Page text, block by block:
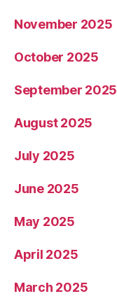
November 2025
October 2025
September 2025
August 2025
July 2025
June 2025
May 2025
April 2025
March 2025